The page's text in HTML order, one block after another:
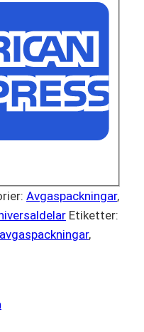
Avgaspackningar,
Etiketter:
avgaspackningar,